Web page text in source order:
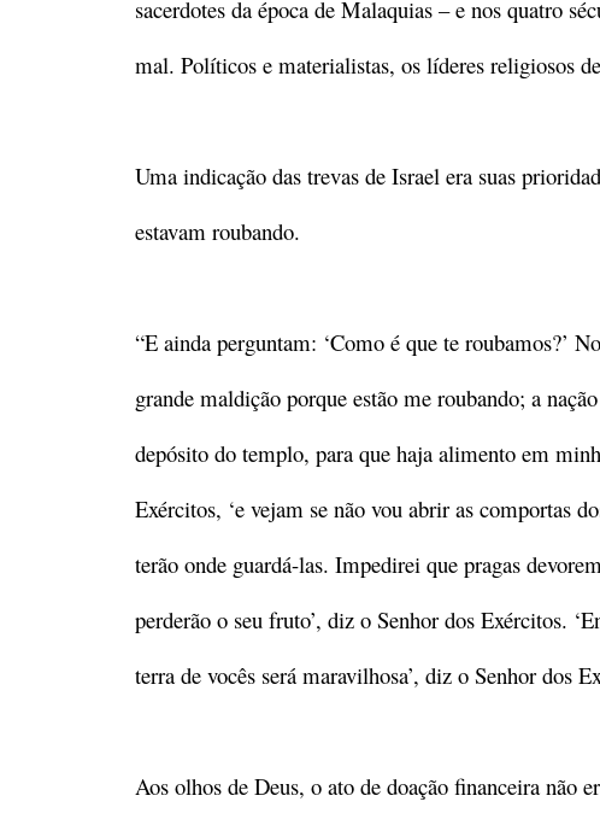
sacerdotes da época de Malaquias – e nos quatro
mal. Políticos e materialistas, os líderes religiosos
Uma indicação das trevas de Israel era suas
estavam roubando.
“E ainda perguntam: ‘Como é que te roubamos?’
grande maldição porque estão me roubando; a
depósito do templo, para que haja alimento em
Exércitos, ‘e vejam se não vou abrir as comportas
terão onde guardá-las. Impedirei que pragas
perderão o seu fruto’, diz o Senhor dos Exércitos.
terra de vocês será maravilhosa’, diz o Senhor dos
Aos olhos de Deus, o ato de doação financeira não